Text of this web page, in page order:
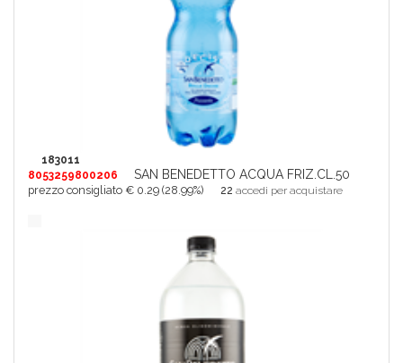
183011
8053259800206
SAN BENEDETTO ACQUA FRIZ.CL.50
prezzo consigliato € 0.29 (28.99%) 22 accedi per acquistare